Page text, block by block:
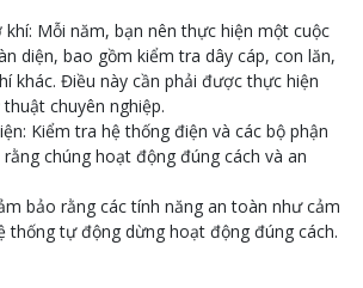
khí: Mỗi năm, bạn nên thực hiện một cuộc
diện, bao gồm kiểm tra dây cáp, con lăn,
khác. Điều này cần phải được thực hiện
chuyên nghiệp.
Kiểm tra hệ thống điện và các bộ phận
chúng hoạt động đúng cách và an
bảo rằng các tính năng an toàn như cảm
thống tự động dừng hoạt động đúng cách.